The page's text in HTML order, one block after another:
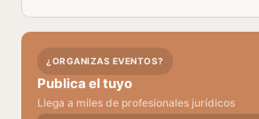
¿ORGANIZAS EVENTOS?
Publica el tuyo
Llega a miles de profesionales jurídicos